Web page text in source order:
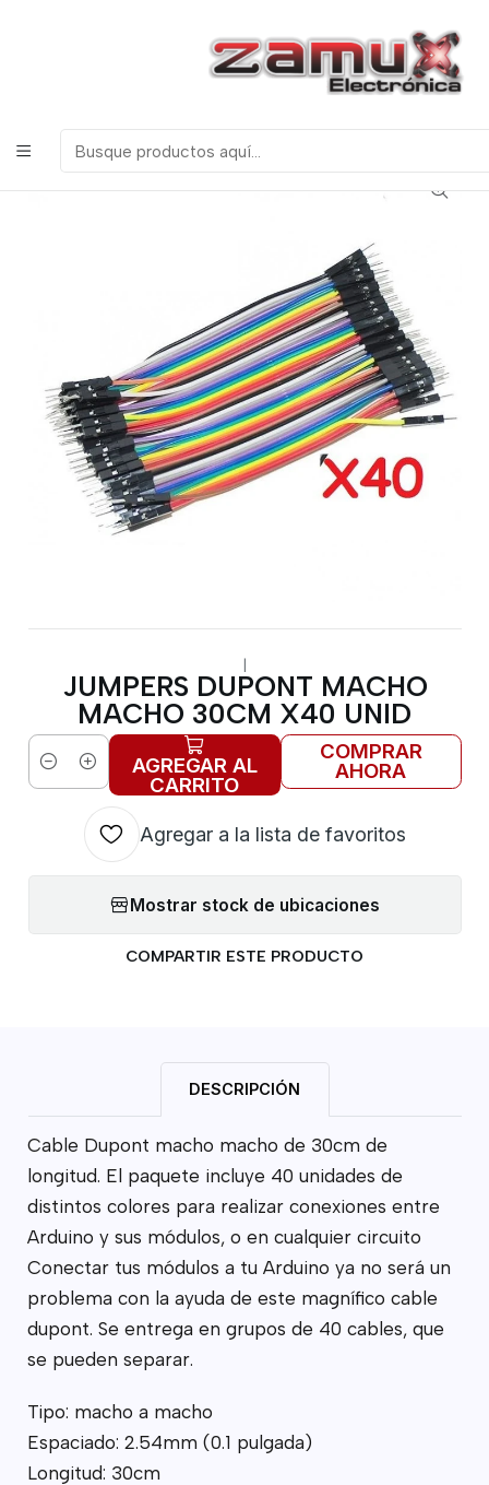
ELECTRONICOS, ROBOTICA & TECNOLOGIA
Productos
Discretos
JUMPERS DUPONT MACHO MACHO 30CM X40 UNID
|
JUMPERS DUPONT MACHO
MACHO 30CM X40 UNID
Cantidad AGREGAR AL
CARRITO
COMPRAR
AHORA
Agregar a la lista de favoritos
Mostrar stock de ubicaciones
COMPARTIR ESTE PRODUCTO
DESCRIPCIÓN
Cable Dupont macho macho de 30cm de
longitud. El paquete incluye 40 unidades de
distintos colores para realizar conexiones entre
Arduino y sus módulos, o en cualquier circuito
Conectar tus módulos a tu Arduino ya no será un
problema con la ayuda de este magnífico cable
dupont. Se entrega en grupos de 40 cables, que
se pueden separar.
Tipo: macho a macho
Espaciado: 2.54mm (0.1 pulgada)
Longitud: 30cm